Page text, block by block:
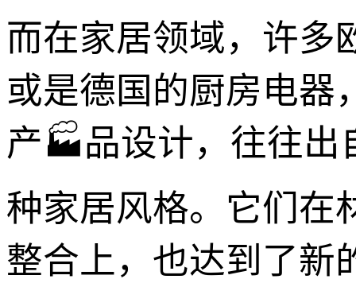
而在家居领域，许多
或是德国的厨房电器
产🏭品设计，往往出
种家居风格。它们在
整合上，也达到了新